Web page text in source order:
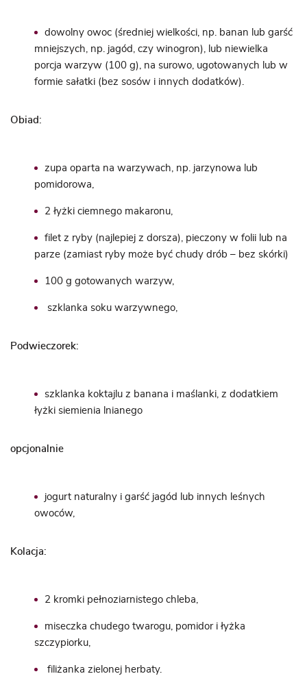
dowolny owoc (średniej wielkości, np. banan lub garść
mniejszych, np. jagód, czy winogron), lub niewielka
porcja warzyw (100 g), na surowo, ugotowanych lub w
formie sałatki (bez sosów i innych dodatków).
Obiad:
zupa oparta na warzywach, np. jarzynowa lub
pomidorowa,
2 łyżki ciemnego makaronu,
filet z ryby (najlepiej z dorsza), pieczony w folii lub na
parze (zamiast ryby może być chudy drób – bez skórki)
100 g gotowanych warzyw,
szklanka soku warzywnego,
Podwieczorek:
szklanka koktajlu z banana i maślanki, z dodatkiem
łyżki siemienia lnianego
opcjonalnie
jogurt naturalny i garść jagód lub innych leśnych
owoców,
Kolacja:
2 kromki pełnoziarnistego chleba,
miseczka chudego twarogu, pomidor i łyżka
szczypiorku,
filiżanka zielonej herbaty.